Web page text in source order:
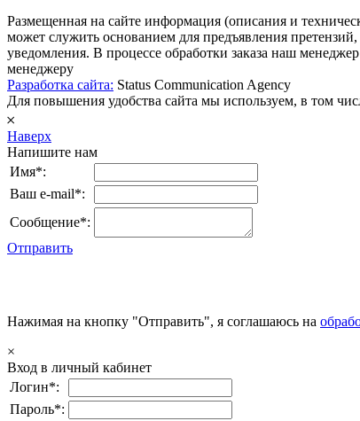
Размещенная на сайте информация (описания и
может служить основанием для предъявления
уведомления. В процессе обработки заказа наш
менеджеру
Разработка сайта: Status Communication Agency
Для повышения удобства сайта мы используем, в том
𐄂
Наверх
Напишите нам
Имя*:
Ваш e-mail*:
Сообщение*:
Отправить
Нажимая на кнопку "Отправить", я соглашаюсь на
×
Вход в личный кабинет
Логин*:
Пароль*: